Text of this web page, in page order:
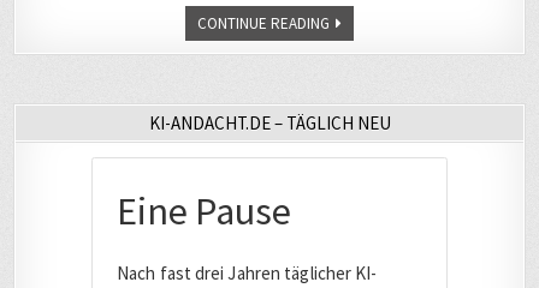
CONTINUE READING
KI-ANDACHT.DE – TÄGLICH NEU